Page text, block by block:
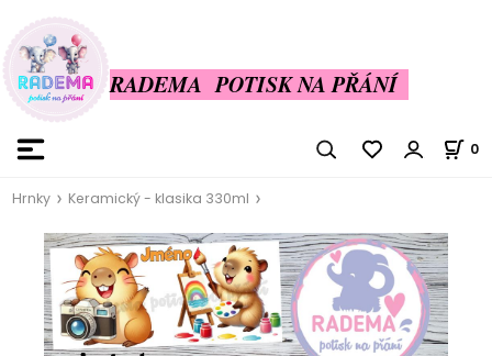
RADEMA POTISK NA PŘÁNÍ
0
Hrnky Keramický - klasika 330ml